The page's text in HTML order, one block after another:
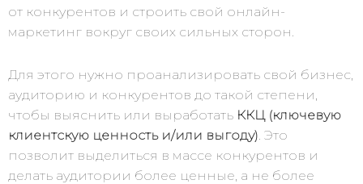
от конкурентов и строить свой онлайн-
маркетинг вокруг своих сильных сторон.
Для этого нужно проанализировать свой бизнес,
аудиторию и конкурентов до такой степени,
чтобы выяснить или выработать ККЦ (ключевую
клиентскую ценность и/или выгоду). Это
позволит выделиться в массе конкурентов и
делать аудитории более ценные, а не более